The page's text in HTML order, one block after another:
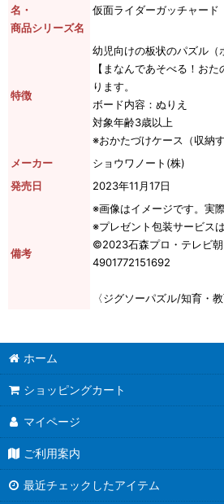
名・
商品シリーズ名
仮面ライダーガッチャード
特徴
幼児向けの板状のパズル（
【まなんであそべる！お
ります。
ボード内容：ぬりえ
対象年齢3歳以上
※おかたづけケース（収納
メーカー
ショウワノート(株)
発売日
2023年11月17日
備考
※画像はイメージです。実
※プレゼント包装サービス
©2023石森プロ・テレビ
4901772151692
〈ジグソーパズル/知育・
ホーム
ショッピングカート
マイページ
ご利用案内
最近チェックしたアイテム